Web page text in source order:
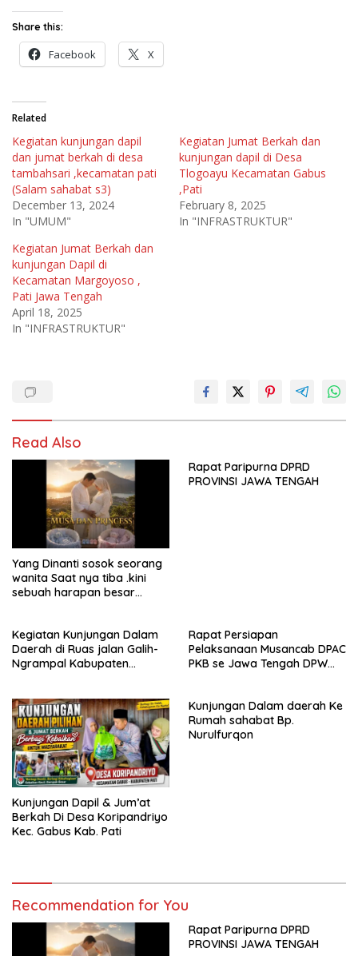
Share this:
Facebook X
Related
Kegiatan kunjungan dapil
dan jumat berkah di desa
tambahsari ,kecamatan pati
(Salam sahabat s3)
December 13, 2024
In "UMUM"
Kegiatan Jumat Berkah dan
kunjungan dapil di Desa
Tlogoayu Kecamatan Gabus
,Pati
February 8, 2025
In "INFRASTRUKTUR"
Kegiatan Jumat Berkah dan
kunjungan Dapil di
Kecamatan Margoyoso ,
Pati Jawa Tengah
April 18, 2025
In "INFRASTRUKTUR"
Read Also
Yang Dinanti sosok seorang
wanita Saat nya tiba .kini
sebuah harapan besar
menciptakan lagu Untuk si
buah hati yang berjudul
Musa & Princes.
Rapat Paripurna DPRD
PROVINSI JAWA TENGAH
Kegiatan Kunjungan Dalam
Daerah di Ruas jalan Galih-
Ngrampal Kabupaten
Rapat Persiapan
Pelaksanaan Musancab DPAC
PKB se Jawa Tengah DPW
Kunjungan Dapil & Jum’at
Berkah Di Desa Koripandriyo
Kec. Gabus Kab. Pati
Kunjungan Dalam daerah Ke
Rumah sahabat Bp.
Nurulfurqon
Recommendation for You
Rapat Paripurna DPRD
PROVINSI JAWA TENGAH